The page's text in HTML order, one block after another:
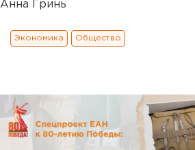
Анна Гринь
Экономика Общество